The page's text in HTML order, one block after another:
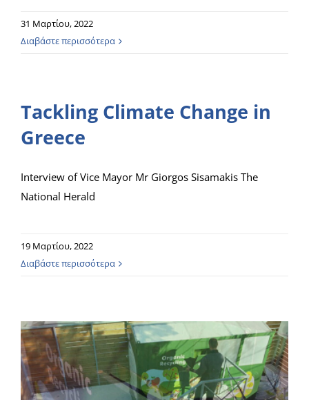
31 Μαρτίου, 2022
Διαβάστε περισσότερα
Tackling Climate Change in
Greece
Interview of Vice Mayor Mr Giorgos Sisamakis The
National Herald
19 Μαρτίου, 2022
Διαβάστε περισσότερα